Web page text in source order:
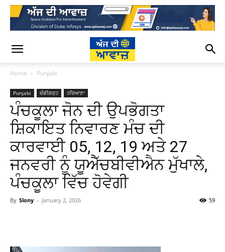
Home Punjabi
Punjabi ਚੰਡੀਗੜ੍ਹ ਹਰਿਆਣਾ
ਪੰਚਕੂਲਾ ਜੋਨ ਦੀ ਉਪਭੋਗਤਾ
ਸ਼ਿਕਾਇਤ ਨਿਵਾਰਣ ਮੰਚ ਦੀ
ਕਾਰਵਾਈ 05, 12, 19 ਅਤੇ 27
ਜਨਵਰੀ ਨੂੰ ਯੂਐੱਚਬੀਵੀਐਨ ਮੁੱਖਾਲੇ,
ਪੰਚਕੂਲਾ ਵਿੱਚ ਹੋਵੇਗੀ
By Slony - January 2, 2026 59